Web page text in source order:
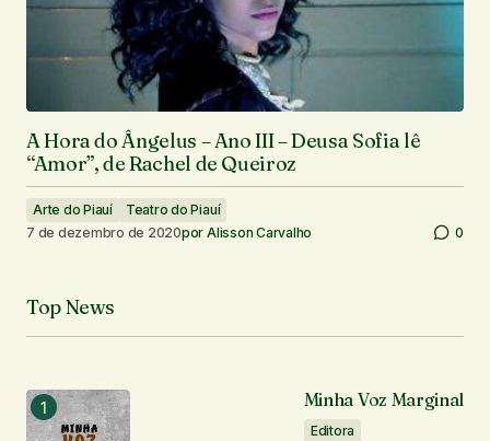
A Hora do Ângelus – Ano III – Deusa Sofia lê
“Amor”, de Rachel de Queiroz
Arte do Piauí
Teatro do Piauí
7 de dezembro de 2020por Alisson Carvalho 0
Top News
Minha Voz Marginal
Editora